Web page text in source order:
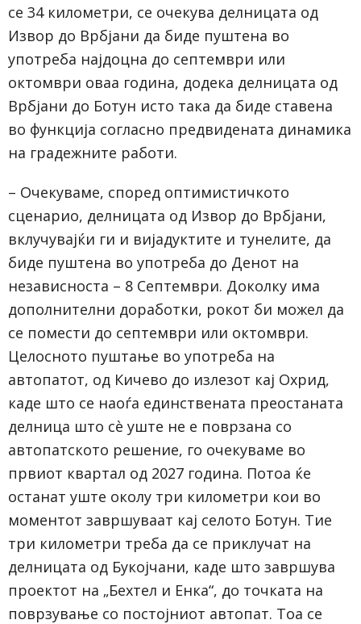
се 34 километри, се очекува делницата од
Извор до Врбјани да биде пуштена во
употреба најдоцна до септември или
октомври оваа година, додека делницата од
Врбјани до Ботун исто така да биде ставена
во функција согласно предвидената динамика
на градежните работи.
– Очекуваме, според оптимистичкото
сценарио, делницата од Извор до Врбјани,
вклучувајќи ги и вијадуктите и тунелите, да
биде пуштена во употреба до Денот на
независноста – 8 Септември. Доколку има
дополнителни доработки, рокот би можел да
се помести до септември или октомври.
Целосното пуштање во употреба на
автопатот, од Кичево до излезот кај Охрид,
каде што се наоѓа единствената преостаната
делница што сè уште не е поврзана со
автопатското решение, го очекуваме во
првиот квартал од 2027 година. Потоа ќе
останат уште околу три километри кои во
моментот завршуваат кај селото Ботун. Тие
три километри треба да се приклучат на
делницата од Букојчани, каде што завршува
проектот на „Бехтел и Енка“, до точката на
поврзување со постојниот автопат. Тоа се